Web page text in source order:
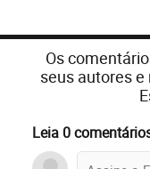
Os
seus autores
Leia 0